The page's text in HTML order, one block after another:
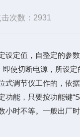
击次数：2931
设定值，自整定的参
使切断电源，所设
式调节仪工作的，依
能，只要按功能键
小时不等。一般出厂